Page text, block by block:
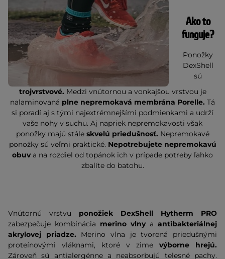
Ako to
funguje?
Ponožky
DexShell
sú
trojvrstvové. Medzi vnútornou a vonkajšou vrstvou je
nalaminovaná plne nepremokavá membrána Porelle. Tá
si poradí aj s tými najextrémnejšími podmienkami a udrží
vaše nohy v suchu. Aj napriek nepremokavosti však
ponožky majú stále skvelú priedušnosť. Nepremokavé
ponožky sú veľmi praktické. Nepotrebujete nepremokavú
obuva na rozdiel od topánok ich v prípade potreby ľahko
zbalíte do batohu.
Vnútornú vrstvu ponožiek DexShell Hytherm PRO
zabezpečuje kombinácia merino vlnya antibakteriálnej
akrylovej priadze. Merino vlna je tvorená priedušnými
proteínovými vláknami, ktoré v zime výborne hrejú.
Zároveň sú antialergénne a neabsorbujú telesné pachy.